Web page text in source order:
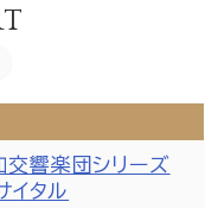
交響楽団シリーズ
タル